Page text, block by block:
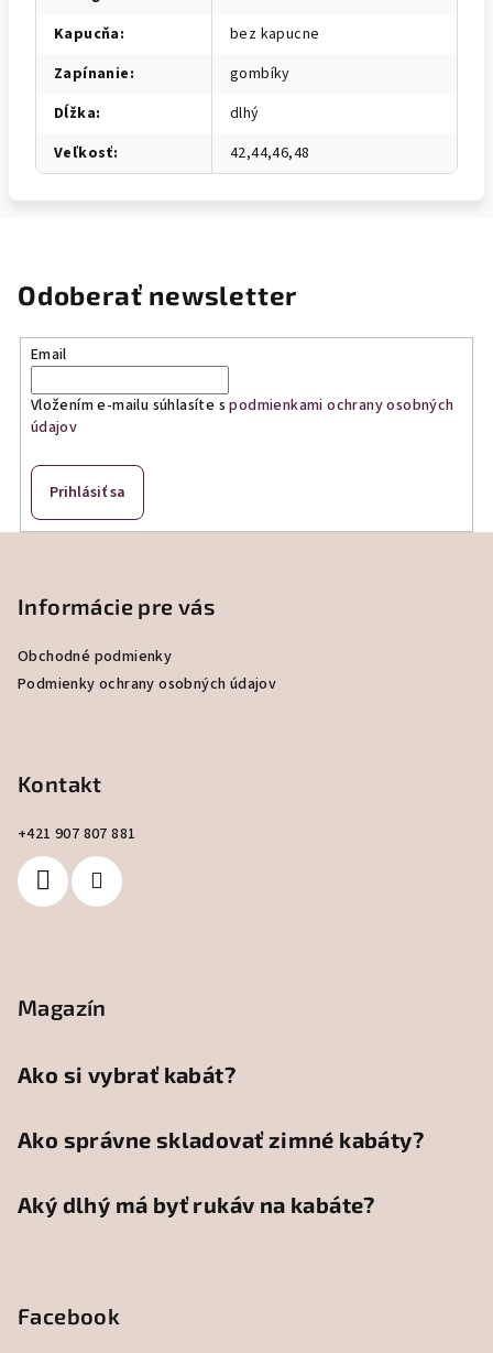
Kapucňa:
bez kapucne
Zapínanie:
gombíky
Dĺžka:
dlhý
Veľkosť: 42,44,46,48
Odoberať newsletter
Email
Vložením e-mailu súhlasíte spodmienkami ochrany osobných
údajov
Prihlásiť sa
Informácie pre vás
Obchodné podmienky
Podmienky ochrany osobných údajov
Kontakt
+421 907 807 881
Magazín
Ako si vybrať kabát?
Ako správne skladovať zimné kabáty?
Aký dlhý má byť rukáv na kabáte?
Facebook